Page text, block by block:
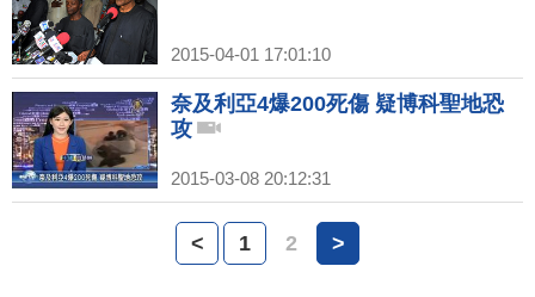
2015-04-01 17:01:10
奈及利亞4爆200死傷 疑博科聖地恐
攻
2015-03-08 20:12:31
< 1 2 >